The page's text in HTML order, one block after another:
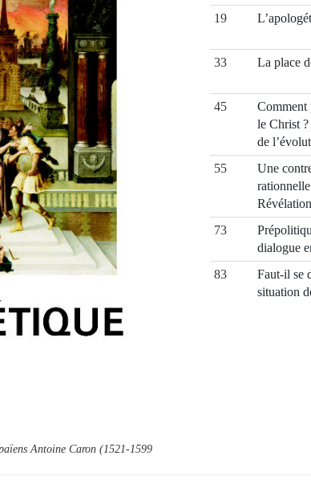
Antoine Caron (1521-1599
19
33
La place
45
Comment
le Christ
de
55
Une
Révélation
73
dialogue
83
Faut-il se
situation